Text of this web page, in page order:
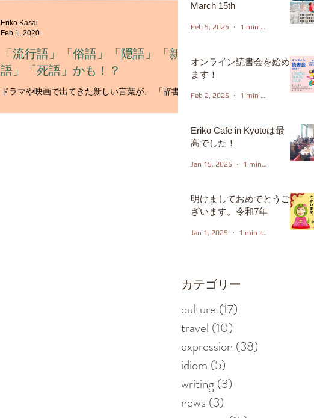
「流行語」「俗語」「隠語」「新
語」「死語」かも！？
ドラマや映画で出てきた新しい言葉が、 「辞書で
Eriko Kasai
Feb 1, 2020
March 15th
Feb 5, 2025 1 min read
オンライン読書会を始め
ます！
Feb 2, 2025 1 min read
Eriko Cafe in Kyotoは最
高でした！
Jan 15, 2025 1 min read
明けましておめでとうご
ざいます。令和7年
Jan 1, 2025 1 min read
​カテゴリー
culture (17)
travel (10)
expression (38)
idiom (5)
writing (3)
news (3)